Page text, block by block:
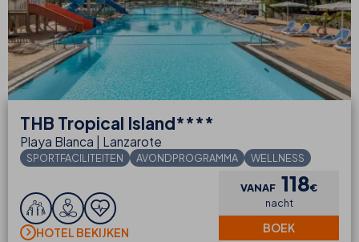
THB Tropical Island****
Playa Blanca | Lanzarote
SPORTFACILITEITEN AVONDPROGRAMMA WELLNESS
HOTEL BEKIJKEN
VANAF 118€
nacht
BOEK